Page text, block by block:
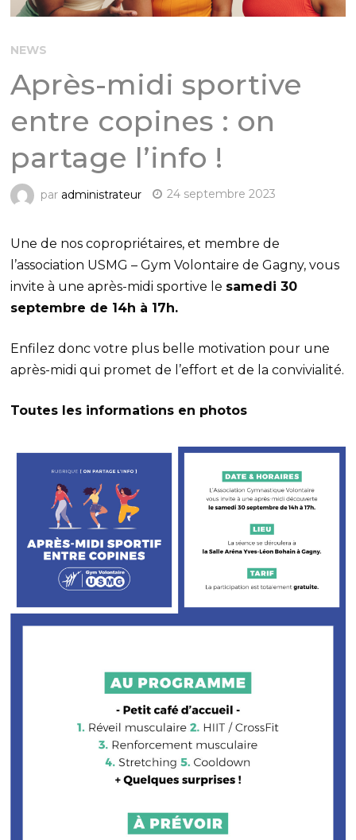
NEWS
Après-midi sportive
entre copines : on
partage l’info !
par administrateur 24 septembre 2023
Une de nos copropriétaires, et membre de
l’association USMG – Gym Volontaire de Gagny, vous
invite à une après-midi sportive le samedi 30
septembre de 14h à 17h.
Enfilez donc votre plus belle motivation pour une
après-midi qui promet de l’effort et de la convivialité.
Toutes les informations en photos